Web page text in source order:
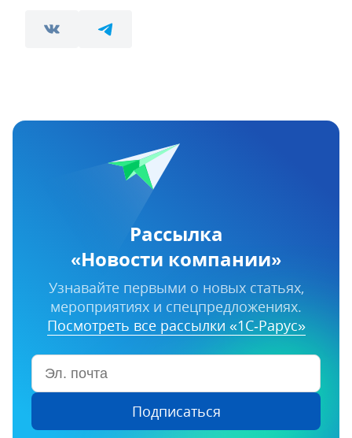
Рассылка
«Новости компании»
Узнавайте первыми о новых статьях,
мероприятиях и спецпредложениях.
Посмотреть все рассылки «1С‑Рарус»
Подписаться